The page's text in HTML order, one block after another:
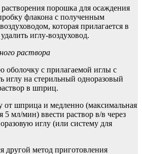
порошка для осаждения
флакона с полученным
которая прилагается в
иглу-воздуховод.
раствора
оболочку с прилагаемой иглы с
иглу на стерильный одноразовый
в шприц.
oт шприца и медленно (максимальная
5 мл/мин) ввести раствор в/в через
иглу (или систему для
другой метод приготовления